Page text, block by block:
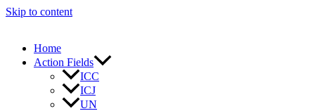
Skip to content
Home
Action Fields
ICC
ICJ
UN